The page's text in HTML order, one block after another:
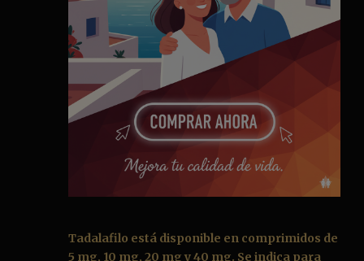
Tadalafilo está disponible en comprimidos de
5 mg, 10 mg, 20 mg y 40 mg. Se indica para